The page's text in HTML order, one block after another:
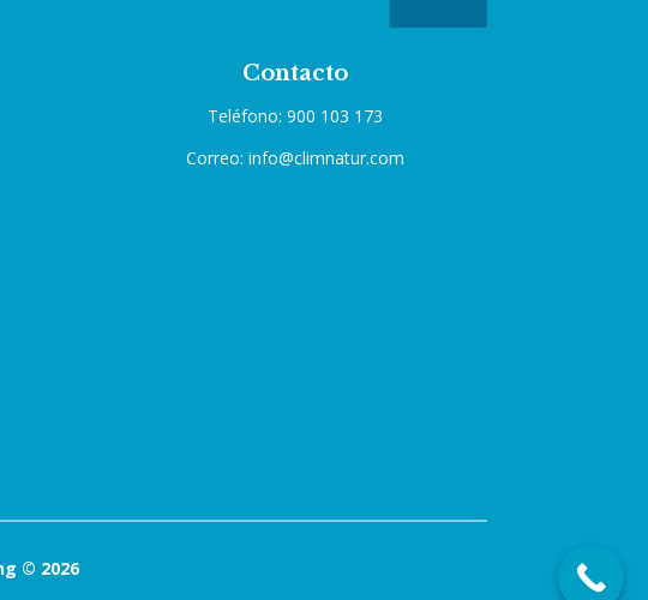
Contacto
Teléfono: 900 103 173
Correo: info@climnatur.com
© 2026